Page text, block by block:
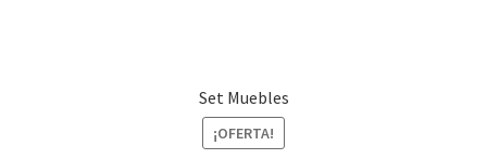
Set Muebles
¡OFERTA!